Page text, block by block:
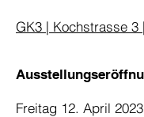
GK3 | Kochstrasse 3
Freitag 12. April